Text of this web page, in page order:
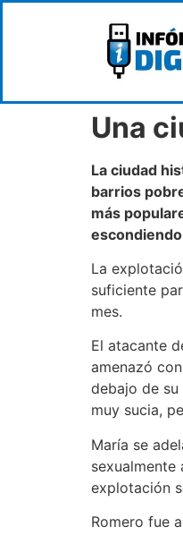
Una
La ciudad
barrios
más
La
suficiente
mes.
El atacante
amenazó
debajo de
muy sucia,
María se
sexualmente
explotación
Romero fue